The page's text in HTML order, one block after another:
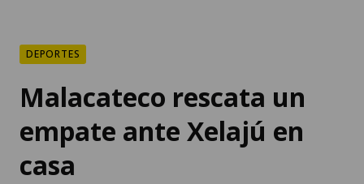
DEPORTES
Malacateco rescata un
empate ante Xelajú en
casa